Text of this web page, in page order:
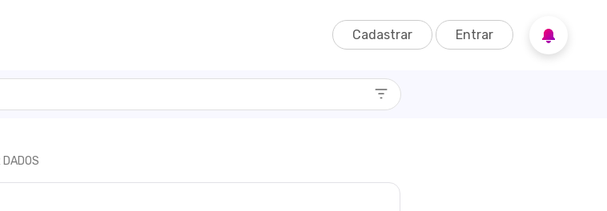
Cadastrar Entrar
DADOS